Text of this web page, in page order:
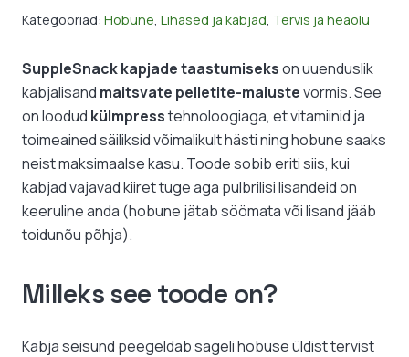
-
taastumine
pelleti
kujul
kogus
Kategooriad: Hobune Lihased ja kabjad Tervis ja heaolu
SuppleSnack kapjade taastumisekson uuenduslik
kabjalisand maitsvate pelletite-maiustevormis. See
on loodud külmpresstehnoloogiaga, et vitamiinid ja
toimeained säiliksid võimalikult hästi ning hobune saaks
neist maksimaalse kasu. Toode sobib eriti siis, kui
kabjad vajavad kiiret tuge aga pulbrilisi lisandeid on
keeruline anda (hobune jätab söömata või lisand jääb
toidunõu põhja).
Milleks see toode on?
Kabja seisund peegeldab sageli hobuse üldist tervist